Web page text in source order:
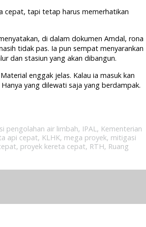
cepat, tapi tetap harus memerhatikan
di dalam dokumen Amdal, rona
tidak pas. Ia pun sempat menyarankan
dan stasiun yang akan dibangun.
enggak jelas. Kalau ia masuk kan
yang dilewati saja yang berdampak.
pengolahan air limbah, IPAL, Kementerian
api cepat, KLHK, mega proyek, mitigasi
, proyek kereta cepat, RTH, Ruang